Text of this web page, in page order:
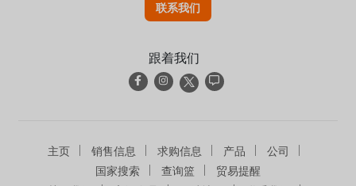
联系我们
跟着我们
主页 销售信息 求购信息 产品
公司
国家搜索
查询篮
贸易提醒